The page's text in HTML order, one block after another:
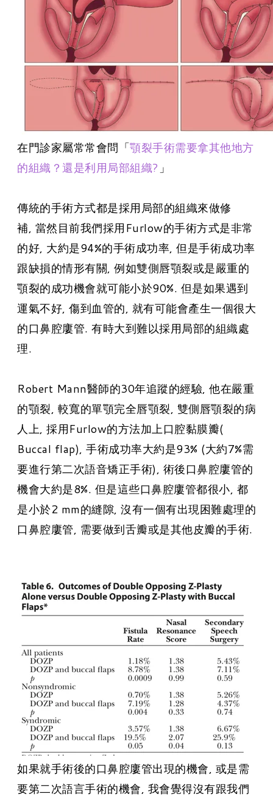
在門診家屬常常會問「顎裂手術需要拿其他地方
的組織？還是利用局部組織? 」
傳統的手術方式都是採用局部的組織來做修
補, 當然目前我們採用Furlow的手術方式是非常
的好, 大約是94%的手術成功率, 但是手術成功率
跟缺損的情形有關, 例如雙側唇顎裂或是嚴重的
顎裂的成功機會就可能小於90%. 但是如果遇到
運氣不好, 傷到血管的, 就有可能會產生一個很大
的口鼻腔廔管. 有時大到難以採用局部的組織處
理.
Robert Mann醫師的30年追蹤的經驗, 他在嚴重
的顎裂, 較寬的單顎完全唇顎裂, 雙側唇顎裂的病
人上, 採用Furlow的方法加上口腔黏膜瓣(
Buccal flap), 手術成功率大約是93% (大約7%需
要進行第二次語音矯正手術), 術後口鼻腔廔管的
機會大約是8%. 但是這些口鼻腔廔管都很小, 都
是小於2 mm的縫隙, 沒有一個有出現困難處理的
口鼻腔廔管, 需要做到舌瓣或是其他皮瓣的手術.
如果就手術後的口鼻腔廔管出現的機會, 或是需
要第二次語言手術的機會, 我會覺得沒有跟我們